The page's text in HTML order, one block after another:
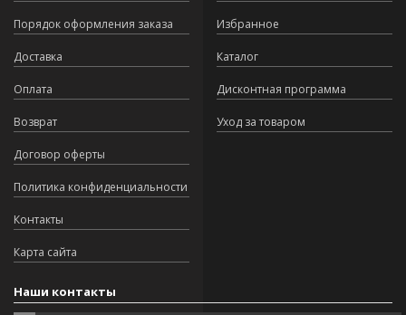
Порядок оформления заказа
Доставка
Оплата
Возврат
Договор оферты
Политика конфиденциальности
Контакты
Карта сайта
Избранное
Каталог
Дисконтная программа
Уход за товаром
Наши контакты